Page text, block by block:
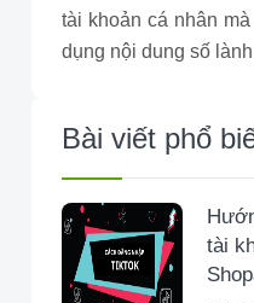
tài khoản cá nhân
dụng nội dung số
Bài viết phổ
tài